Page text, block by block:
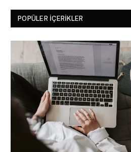
POPÜLER İÇERIKLER